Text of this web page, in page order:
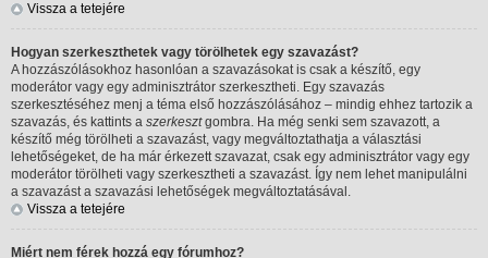
Vissza a tetejére
Hogyan szerkeszthetek vagy törölhetek egy szavazást?
A hozzászólásokhoz hasonlóan a szavazásokat is csak a készítő, egy
moderátor vagy egy adminisztrátor szerkesztheti. Egy szavazás
szerkesztéséhez menj a téma első hozzászólásához – mindig ehhez tartozik a
szavazás, és kattints a szerkesztgombra. Ha még senki sem szavazott, a
készítő még törölheti a szavazást, vagy megváltoztathatja a választási
lehetőségeket, de ha már érkezett szavazat, csak egy adminisztrátor vagy egy
moderátor törölheti vagy szerkesztheti a szavazást. Így nem lehet manipulálni
a szavazást a szavazási lehetőségek megváltoztatásával.
Vissza a tetejére
Miért nem férek hozzá egy fórumhoz?